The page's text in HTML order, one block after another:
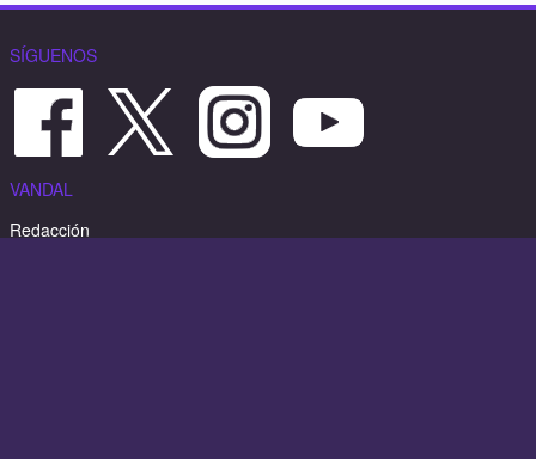
SÍGUENOS
VANDAL
Redacción